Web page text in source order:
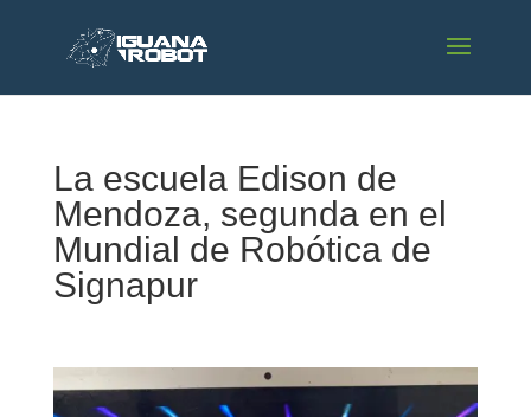
La escuela Edison de
Mendoza, segunda en el
Mundial de Robótica de
Signapur